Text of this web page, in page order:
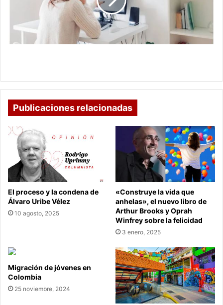
casa,
así
puede
Publicaciones relacionadas
El proceso y la condena de
Álvaro Uribe Vélez
10 agosto, 2025
«Construye la vida que
anhelas», el nuevo libro de
Arthur Brooks y Oprah
Winfrey sobre la felicidad
3 enero, 2025
Migración de jóvenes en
Colombia
25 noviembre, 2024